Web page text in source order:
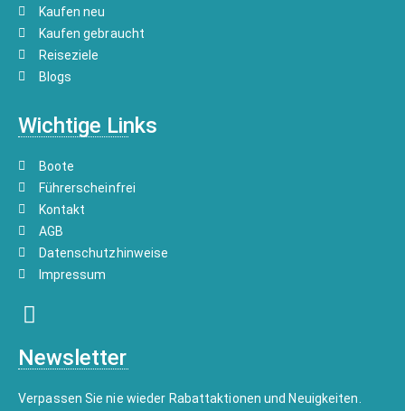
Kaufen neu
Kaufen gebraucht
Reiseziele
Blogs
Wichtige Links
Boote
Führerscheinfrei
Kontakt
AGB
Datenschutzhinweise
Impressum
Newsletter
Verpassen Sie nie wieder Rabattaktionen und Neuigkeiten.